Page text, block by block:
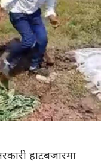
हाटबजारमा